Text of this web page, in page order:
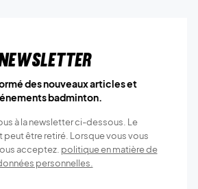
des nouveaux articles et
badminton.
à la newsletter ci-dessous. Le
être retiré. Lorsque vous vous
acceptez. politique en matière de
personnelles.